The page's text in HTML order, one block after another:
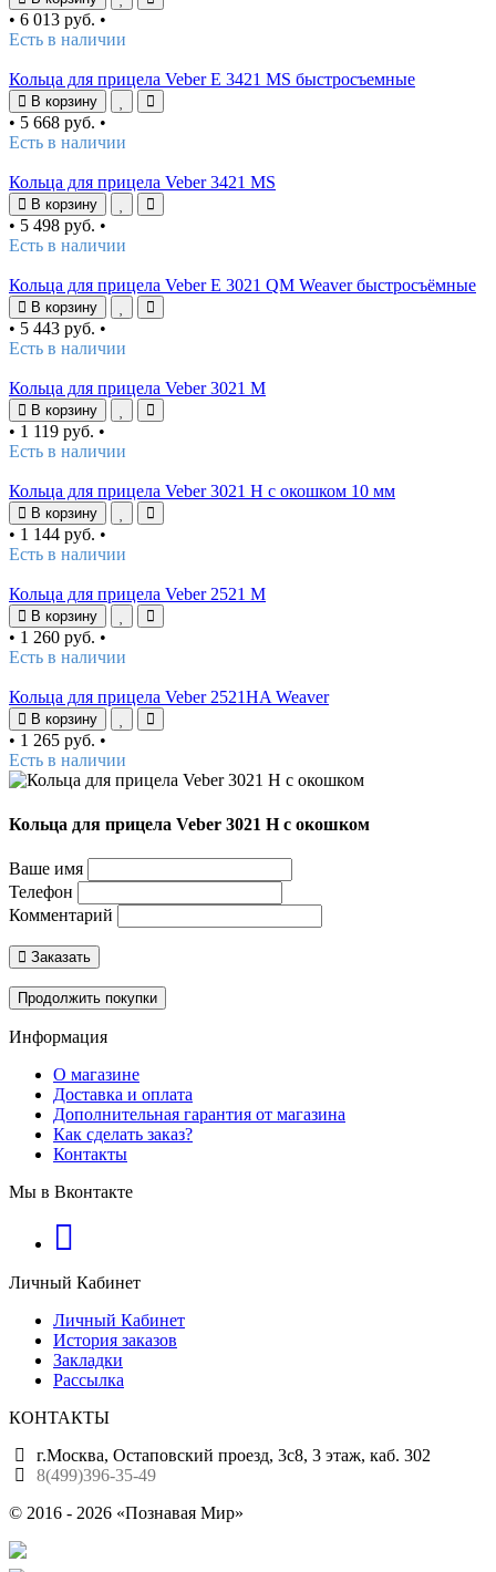
• 6 013 руб. •
Есть в наличии
Кольца для прицела Veber E 3421 MS быстросъемные
В корзину
• 5 668 руб. •
Есть в наличии
Кольца для прицела Veber 3421 MS
В корзину
• 5 498 руб. •
Есть в наличии
Кольца для прицела Veber E 3021 QM Weaver быстросъёмные
В корзину
• 5 443 руб. •
Есть в наличии
Кольца для прицела Veber 3021 M
В корзину
• 1 119 руб. •
Есть в наличии
Кольца для прицела Veber 3021 H с окошком 10 мм
В корзину
• 1 144 руб. •
Есть в наличии
Кольца для прицела Veber 2521 M
В корзину
• 1 260 руб. •
Есть в наличии
Кольца для прицела Veber 2521HA Weaver
В корзину
• 1 265 руб. •
Есть в наличии
Кольца для прицела Veber 3021 H с окошком
Ваше имя
Телефон
Комментарий
Заказать
Продолжить покупки
Информация
О магазине
Доставка и оплата
Дополнительная гарантия от магазина
Как сделать заказ?
Контакты
Мы в Вконтакте
Личный Кабинет
Личный Кабинет
История заказов
Закладки
Рассылка
КОНТАКТЫ
г.Москва, Остаповский проезд, 3с8, 3 этаж, каб. 302
8(499)396-35-49
© 2016 - 2026 «Познавая Мир»